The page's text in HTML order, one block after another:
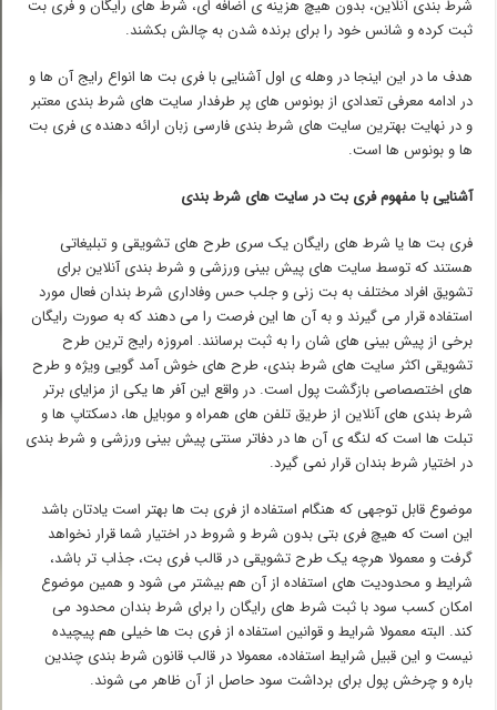
شرط بندی آنلاین، بدون هیچ هزینه ی اضافه ای، شرط های رایگان و فری بت
ثبت کرده و شانس خود را برای برنده شدن به چالش بکشند.
هدف ما در این اینجا در وهله ی اول آشنایی با فری بت ها انواع رایج آن ها و
در ادامه معرفی تعدادی از بونوس های پر طرفدار سایت های شرط بندی معتبر
و در نهایت بهترین سایت های شرط بندی فارسی زبان ارائه دهنده ی فری بت
ها و بونوس ها است.
آشنایی با مفهوم فری بت در سایت های شرط بندی
فری بت ها یا شرط های رایگان یک سری طرح های تشویقی و تبلیغاتی
هستند که توسط سایت های پیش بینی ورزشی و شرط بندی آنلاین برای
تشویق افراد مختلف به بت زنی و جلب حس وفاداری شرط بندان فعال مورد
استفاده قرار می گیرند و به آن ها این فرصت را می دهند که به صورت رایگان
برخی از پیش بینی های شان را به ثبت برسانند. امروزه رایج ترین طرح
تشویقی اکثر سایت های شرط بندی، طرح های خوش آمد گویی ویژه و طرح
های اختصصاصی بازگشت پول است. در واقع این آفر ها یکی از مزایای برتر
شرط بندی های آنلاین از طریق تلفن های همراه و موبایل ها، دسکتاپ ها و
تبلت ها است که لنگه ی آن ها در دفاتر سنتی پیش بینی ورزشی و شرط بندی
در اختیار شرط بندان قرار نمی گیرد.
موضوع قابل توجهی که هنگام استفاده از فری بت ها بهتر است یادتان باشد
این است که هیچ فری بتی بدون شرط و شروط در اختیار شما قرار نخواهد
گرفت و معمولا هرچه یک طرح تشویقی در قالب فری بت، جذاب تر باشد،
شرایط و محدودیت های استفاده از آن هم بیشتر می شود و همین موضوع
امکان کسب سود با ثبت شرط های رایگان را برای شرط بندان محدود می
کند. البته معمولا شرایط و قوانین استفاده از فری بت ها خیلی هم پیچیده
نیست و این قبیل شرایط استفاده، معمولا در قالب قانون شرط بندی چندین
باره و چرخش پول برای برداشت سود حاصل از آن ظاهر می شوند.